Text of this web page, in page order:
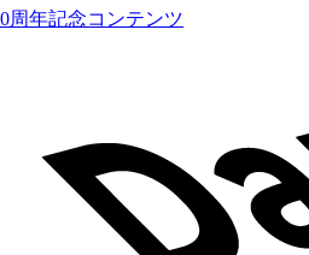
周年記念コンテンツ